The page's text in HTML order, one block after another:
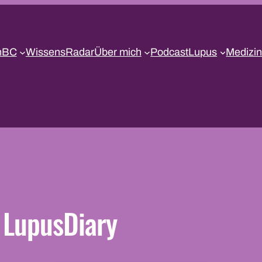
WissensRadarÜber mich PodcastLupus